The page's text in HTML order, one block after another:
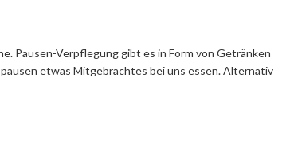
Pausen-Verpflegung gibt es in Form von Getränken
etwas Mitgebrachtes bei uns essen. Alternativ